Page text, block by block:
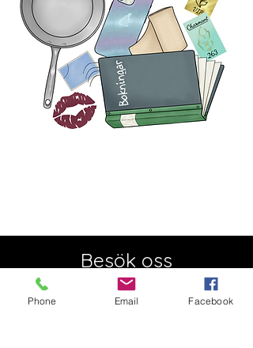
Besök oss
Semesterstängt:
Öppnar 5 augusti
Phone Email Facebook